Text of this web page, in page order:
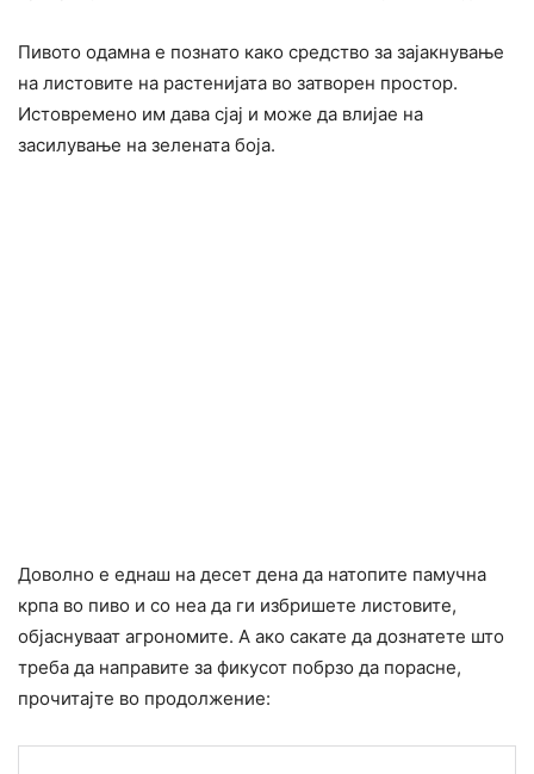
Пивото одамна е познато како средство за зајакнување
на листовите на растенијата во затворен простор.
Истовремено им дава сјај и може да влијае на
засилување на зелената боја.
Доволно е еднаш на десет дена да натопите памучна
крпа во пиво и со неа да ги избришете листовите,
објаснуваат агрономите. А ако сакате да дознатете што
треба да направите за фикусот побрзо да порасне,
прочитајте во продолжение: